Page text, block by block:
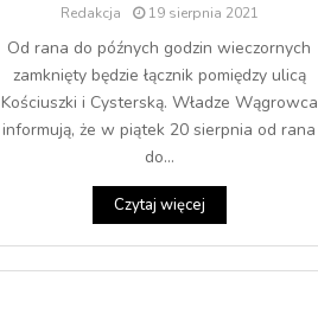
Redakcja 19 sierpnia 2021
Od rana do późnych godzin wieczornych
zamknięty będzie łącznik pomiędzy ulicą
Kościuszki i Cysterską. Władze Wągrowca
informują, że w piątek 20 sierpnia od rana
do...
Czytaj więcej